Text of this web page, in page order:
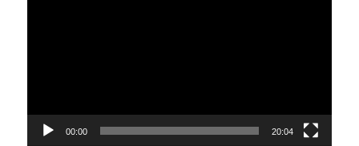
00:00 20:04